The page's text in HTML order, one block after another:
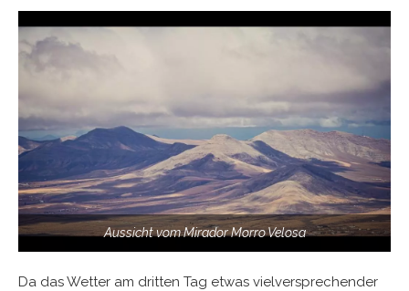
Aussicht vom Mirador Morro Velosa
Da das Wetter am dritten Tag etwas vielversprechender